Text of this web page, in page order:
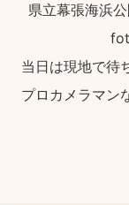
県立幕張海浜
当日は現地で待
プロカメラマン